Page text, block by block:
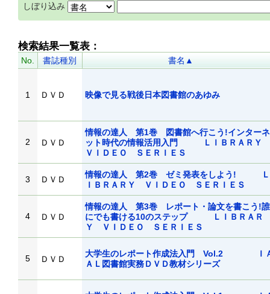
しぼり込み
検索結果一覧表：
No. 書誌種別 書名▲
1 ＤＶＤ 映像で見る戦後日本図書館のあゆみ
2 ＤＶＤ
情報の達人 第1巻 図書館へ行こう!インターネ
ット時代の情報活用入門 ＬＩＢＲＡＲＹ
ＶＩＤＥＯ ＳＥＲＩＥＳ
3 ＤＶＤ
情報の達人 第2巻 ゼミ発表をしよう! Ｌ
ＩＢＲＡＲＹ ＶＩＤＥＯ ＳＥＲＩＥＳ
4 ＤＶＤ
情報の達人 第3巻 レポート・論文を書こう!誰
にでも書ける10のステップ ＬＩＢＲＡＲ
Ｙ ＶＩＤＥＯ ＳＥＲＩＥＳ
5 ＤＶＤ
大学生のレポート作成法入門 Vol.2 Ｉ
ＡＬ図書館実務ＤＶＤ教材シリーズ